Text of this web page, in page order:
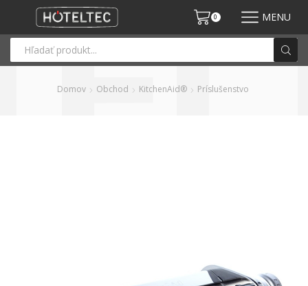
0 MENU
Domov Obchod KitchenAid® Príslušenstvo